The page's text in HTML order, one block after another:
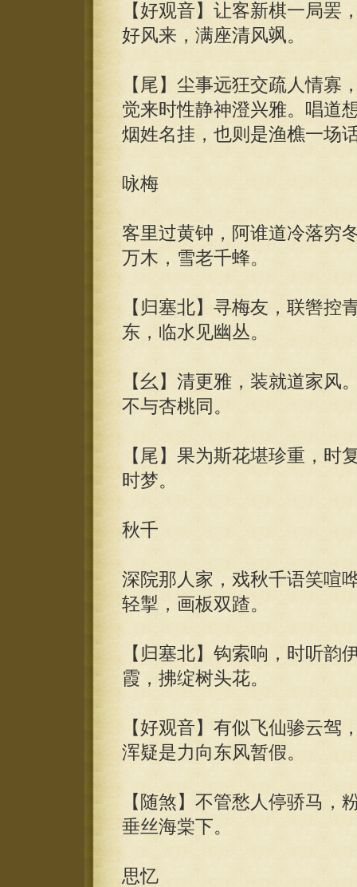
【好观音】让客新棋一局罢
好风来，满座清风飒。
【尾】尘事远狂交疏人情寡
觉来时性静神澄兴雅。唱道
烟姓名挂，也则是渔樵一场
咏梅
客里过黄钟，阿谁道冷落穷
万木，雪老千蜂。
【归塞北】寻梅友，联辔控
东，临水见幽丛。
【幺】清更雅，装就道家风
不与杏桃同。
【尾】果为斯花堪珍重，时
时梦。
秋千
深院那人家，戏秋千语笑喧
轻掣，画板双蹅。
【归塞北】钩索响，时听韵
霞，拂绽树头花。
【好观音】有似飞仙骖云驾
浑疑是力向东风暂假。
【随煞】不管愁人停骄马，
垂丝海棠下。
思忆